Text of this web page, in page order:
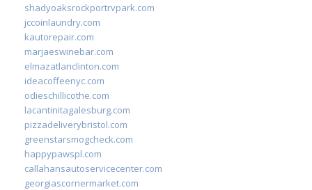
shadyoaksrockportrvpark.com
jccoinlaundry.com
kautorepair.com
marjaeswinebar.com
elmazatlanclinton.com
ideacoffeenyc.com
odieschillicothe.com
lacantinitagalesburg.com
pizzadeliverybristol.com
greenstarsmogcheck.com
happypawspl.com
callahansautoservicecenter.com
georgiascornermarket.com